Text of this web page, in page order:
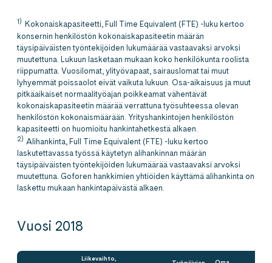
1)
Kokonaiskapasiteetti, Full Time Equivalent (FTE) -luku kertoo
konsernin henkilöstön kokonaiskapasiteetin määrän
täysipäiväisten työntekijöiden lukumäärää vastaavaksi arvoksi
muutettuna. Lukuun lasketaan mukaan koko henkilökunta roolista
riippumatta. Vuosilomat, ylityövapaat, sairauslomat tai muut
lyhyemmät poissaolot eivät vaikuta lukuun. Osa-aikaisuus ja muut
pitkäaikaiset normaalityöajan poikkeamat vähentävät
kokonaiskapasiteetin määrää verrattuna työsuhteessa olevan
henkilöstön kokonaismäärään. Yrityshankintojen henkilöstön
kapasiteetti on huomioitu hankintahetkestä alkaen.
2) Alihankinta, Full Time Equivalent (FTE) -luku kertoo
laskutettavassa työssä käytetyn alihankinnan määrän
täysipäiväisten työntekijöiden lukumäärää vastaavaksi arvoksi
muutettuna. Goforen hankkimien yhtiöiden käyttämä alihankinta on
laskettu mukaan hankintapäivästä alkaen.
Vuosi 2018
Liikevaihto,